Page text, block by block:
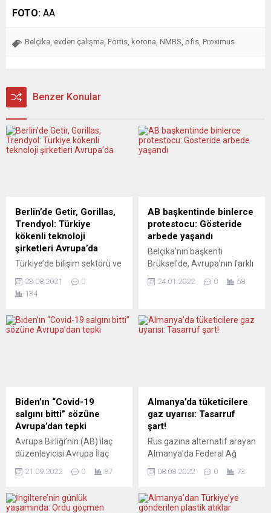
FOTO: AA
Belçika evden çalışma Fortis korona NMBS ofis Proximus
Benzer Konular
Berlin’de Getir, Gorillas,
Trendyol: Türkiye
kökenli teknoloji
şirketleri Avrupa’da
Türkiye’de bilişim sektörü ve
yükselen yeni bir girişimciler
kuşağı oluştu. Algoritmaları
kuşak şimdilerde Almanya
ve yakın çevresinden
hizmetine ihtiyaçları var.
Berlin sokaklarında özel
kıyafetleriyle dikkat çeken
Türkiye kökenli şirketlerin
kuryeleri yeni bir...
23.08.2021
0
134
AB başkentinde binlerce
protestocu: Gösteride
arbede yaşandı
Belçika’nın başkenti
Brüksel’de, Avrupa’nın farklı
aralarında bulunduğu en az
göstericilerle polis arasında
arbede yaşandı. Brüksel
saatlerinde Kuzey Tren
İstasyonu önünde toplandı.
Avrupa Birliği...
24.01.2022 0 58
Biden’ın “Covid-19
salgını bitti” sözüne
Avrupa’dan tepki
Avrupa Birliği’nin (AB) ilaç
düzenleyicisi Avrupa İlaç
ABD Başbakanı Joe Biden’in
bitmiştir” şeklindeki
21.09.2022 0 87
Almanya’da tüketicilere
gaz uyarısı: Tasarruf
şart!
Rus gazına alternatif arayan
Almanya’da Federal Ağ
tüketicilerin en az yüzde 20
gerektiğini söyledi.
08.08.2022 0 73